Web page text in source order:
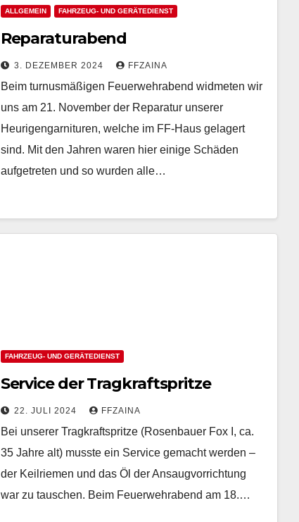
ALLGEMEIN FAHRZEUG- UND GERÄTEDIENST
Reparaturabend
3. DEZEMBER 2024 FFZAINA
Beim turnusmäßigen Feuerwehrabend widmeten wir
uns am 21. November der Reparatur unserer
Heurigengarnituren, welche im FF-Haus gelagert
sind. Mit den Jahren waren hier einige Schäden
aufgetreten und so wurden alle…
FAHRZEUG- UND GERÄTEDIENST
Service der Tragkraftspritze
22. JULI 2024 FFZAINA
Bei unserer Tragkraftspritze (Rosenbauer Fox I, ca.
35 Jahre alt) musste ein Service gemacht werden –
der Keilriemen und das Öl der Ansaugvorrichtung
war zu tauschen. Beim Feuerwehrabend am 18.…